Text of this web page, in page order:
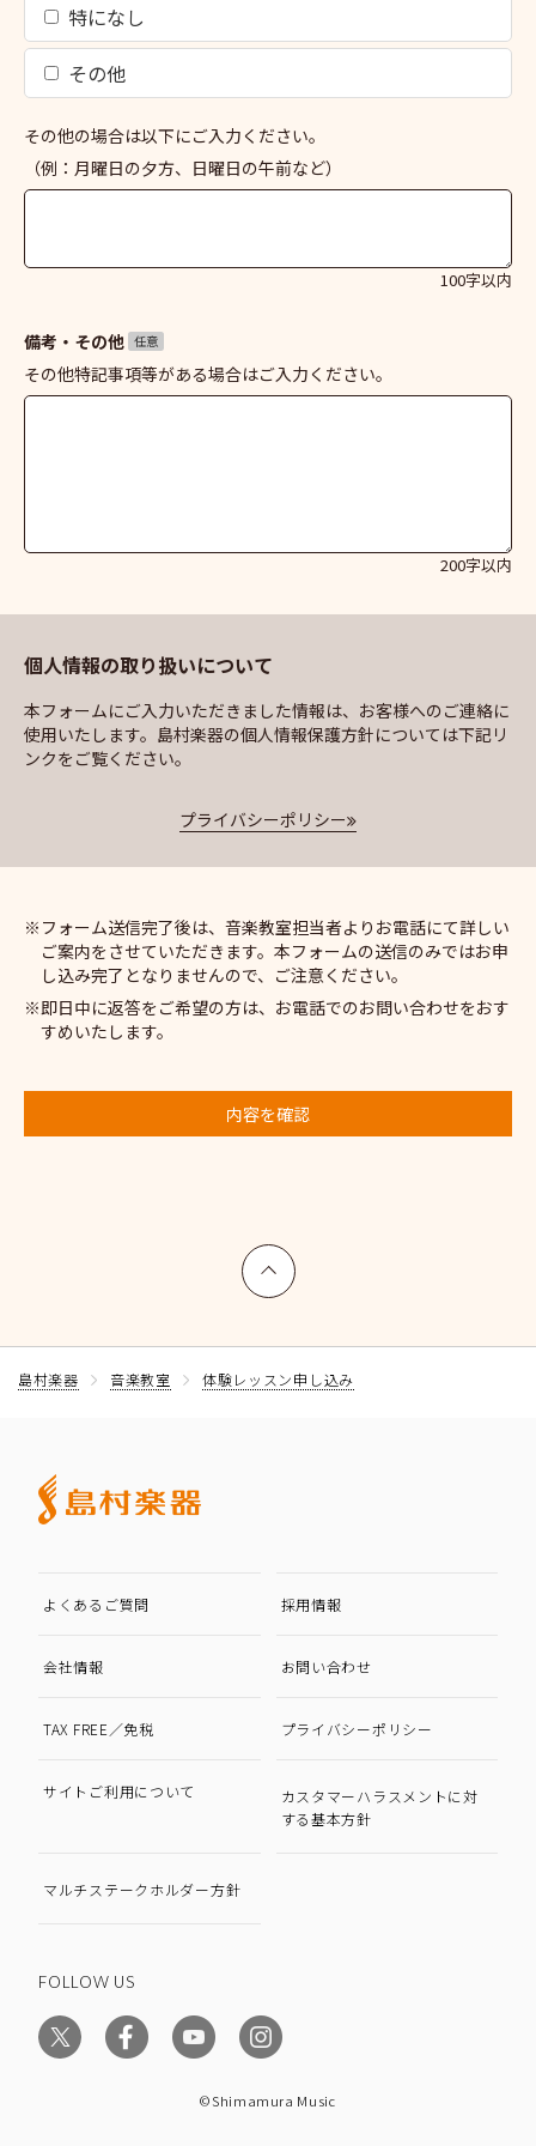
特になし
その他
その他の場合は以下にご入力ください。
（例：月曜日の夕方、日曜日の午前など）
100字以内
備考・その他 任意
その他特記事項等がある場合はご入力ください。
200字以内
個人情報の取り扱いについて
本フォームにご入力いただきました情報は、お客様へのご連絡に
使用いたします。島村楽器の個人情報保護方針については下記リ
ンクをご覧ください。
プライバシーポリシー
フォーム送信完了後は、音楽教室担当者よりお電話にて詳しい
ご案内をさせていただきます。本フォームの送信のみではお申
し込み完了となりませんので、ご注意ください。
即日中に返答をご希望の方は、お電話でのお問い合わせをおす
すめいたします。
内容を確認
上へ戻る
島村楽器 音楽教室 体験レッスン申し込み
よくあるご質問 採用情報
会社情報 お問い合わせ
TAX FREE／免税 プライバシーポリシー
サイトご利用について
カスタマーハラスメントに対
する基本方針
マルチステークホルダー方針
FOLLOW US
©Shimamura Music